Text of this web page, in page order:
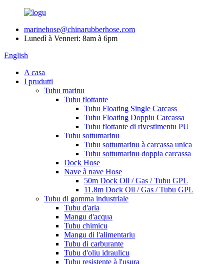
marinehose@chinarubberhose.com
Lunedì à Venneri: 8am à 6pm
English
A casa
I prudutti
Tubu marinu
Tubu flottante
Tubu Floating Single Carcass
Tubu Floating Doppiu Carcassa
Tubu flottante di rivestimentu PU
Tubu sottumarinu
Tubu sottumarinu à carcassa unica
Tubu sottumarinu doppia carcassa
Dock Hose
Nave à nave Hose
50m Dock Oil / Gas / Tubu GPL
11.8m Dock Oil / Gas / Tubu GPL
Tubu di gomma industriale
Tubu d'aria
Mangu d'acqua
Tubu chimicu
Mangu di l'alimentariu
Tubu di carburante
Tubu d'oliu idraulicu
Tubu resistente à l'usura